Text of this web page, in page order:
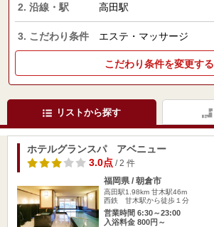
2. 沿線・駅 高田駅
3. こだわり条件 エステ・マッサージ
こだわり条件を変更する
リストから探す
ホテルグランスパ アベニュー
3.0点/ 2 件
福岡県 / 朝倉市
高田駅1.98km 甘木駅46m
西鉄 甘木駅から徒歩１分
営業時間 6:30～23:00
入浴料金 800円～